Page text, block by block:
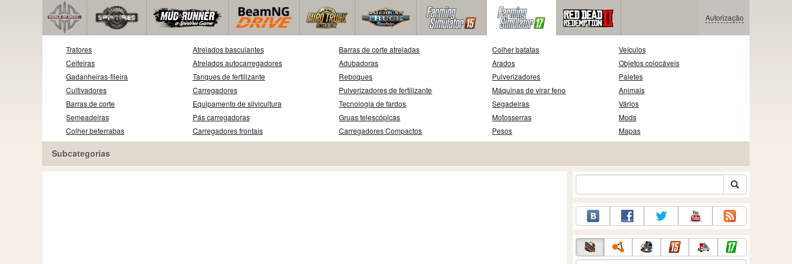
Autorização
Tratores
Ceifeiras
Gadanheiras-fileira
Cultivadores
Barras de corte
Semeadeiras
Colher beterrabas
Atrelados basculantes
Atrelados autocarregadores
Tanques de fertilizante
Carregadores
Equipamento de silvicultura
Pás carregadoras
Carregadores frontais
Barras de corte atreladas
Adubadoras
Reboques
Pulverizadores de fertilizante
Tecnologia de fardos
Gruas telescópicas
Carregadores Compactos
Colher batatas
Arados
Pulverizadores
Máquinas de virar feno
Segadeiras
Motosserras
Pesos
Veículos
Objetos colocáveis
Paletes
Animais
Vários
Mods
Mapas
Subcategorías